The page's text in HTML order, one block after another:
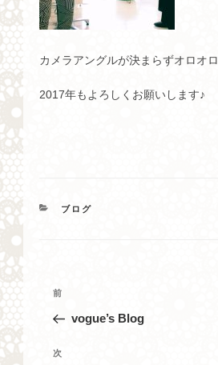
カメラアングルが決まらずオロオロ
2017年もよろしくお願いします♪
カ
ブログ
投
ビ
過
去
投
前
vogue’s Blog
次
次